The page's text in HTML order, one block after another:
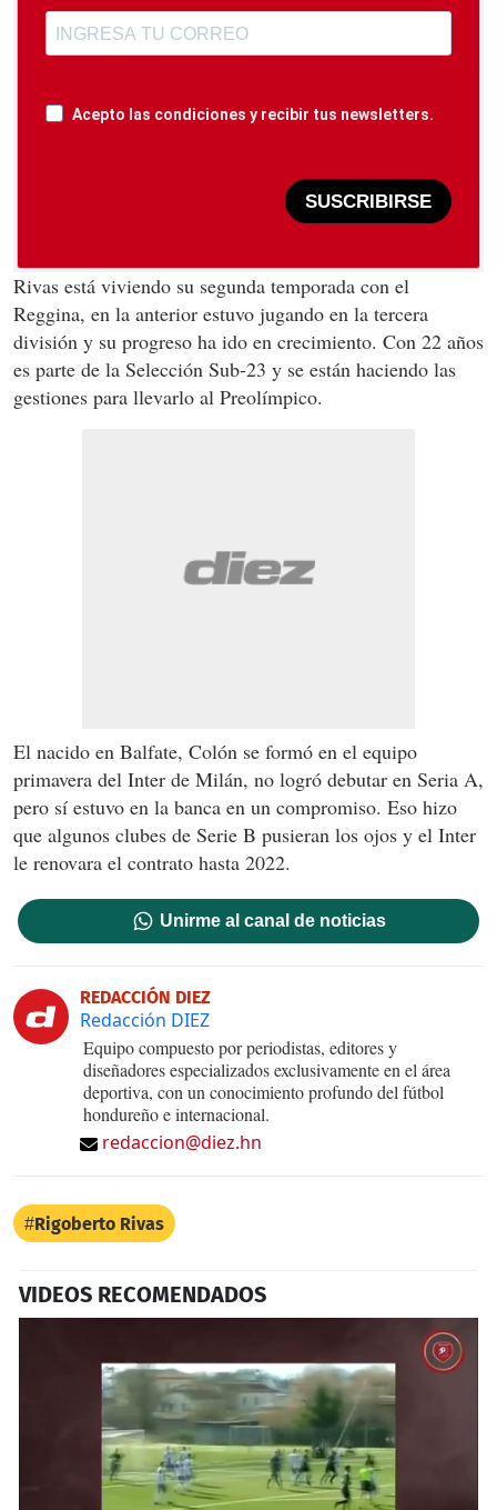
Acepto las condiciones y recibir tus newsletters.
SUSCRIBIRSE
Rivas está viviendo su segunda temporada con el
Reggina, en la anterior estuvo jugando en la tercera
división y su progreso ha ido en crecimiento. Con 22 años
es parte de la Selección Sub-23 y se están haciendo las
gestiones para llevarlo al Preolímpico.
El nacido en Balfate, Colón se formó en el equipo
primavera del Inter de Milán, no logró debutar en Seria A,
pero sí estuvo en la banca en un compromiso. Eso hizo
que algunos clubes de Serie B pusieran los ojos y el Inter
le renovara el contrato hasta 2022.
Unirme al canal de noticias
REDACCIÓN DIEZ
Redacción DIEZ
Equipo compuesto por periodistas, editores y
diseñadores especializados exclusivamente en el área
deportiva, con un conocimiento profundo del fútbol
hondureño e internacional.
redaccion@diez.hn
Rigoberto Rivas
VIDEOS RECOMENDADOS